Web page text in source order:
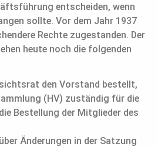
entscheiden, wenn
sollte. Vor dem Jahr 1937
Rechte zugestanden. Der
heute noch die folgenden
den Vorstand bestellt,
(HV) zuständig für die
Bestellung der Mitglieder des
Änderungen in der Satzung